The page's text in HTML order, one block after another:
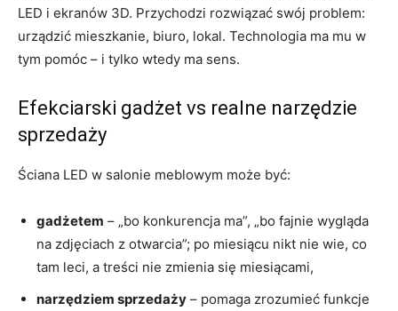
LED i ekranów 3D. Przychodzi rozwiązać swój problem:
urządzić mieszkanie, biuro, lokal. Technologia ma mu w
tym pomóc – i tylko wtedy ma sens.
Efekciarski gadżet vs realne narzędzie
sprzedaży
Ściana LED w salonie meblowym może być:
gadżetem – „bo konkurencja ma”, „bo fajnie wygląda
na zdjęciach z otwarcia”; po miesiącu nikt nie wie, co
tam leci, a treści nie zmienia się miesiącami,
narzędziem sprzedaży – pomaga zrozumieć funkcje